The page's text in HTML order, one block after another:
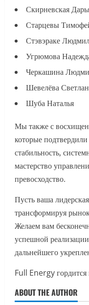
Скирневская
Старцевы
Стэвэраке
Угрюмова
Черкашина
Шевелёва
Шуба Наталья
Мы также с
которые
стабильность,
мастерство
превосходство.
Пусть ваша
трансформируя
Желаем вам
успешной
дальнейшего
Full Energy гордится
ABOUT THE AUTHOR